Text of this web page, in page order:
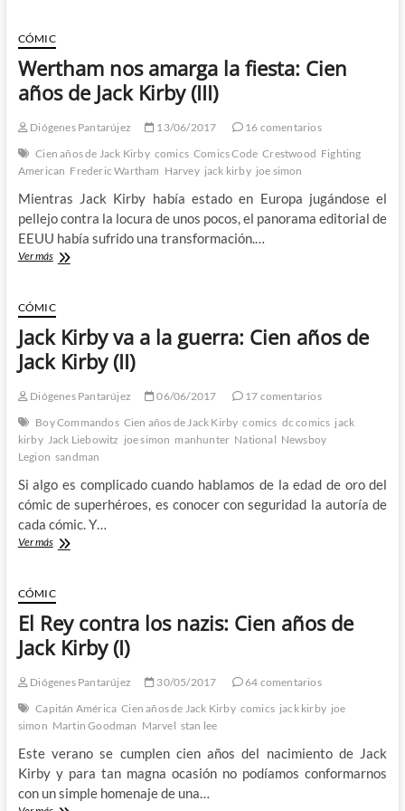
a
lo
desconocido:
años
Jack
Kirby
CÓMIC
Wertham nos amarga la fiesta: Cien
años de Jack Kirby (III)
Diógenes Pantarújez 13/06/2017
16 comentarios
Cien años de Jack Kirby comics Comics Code Crestwood Fighting
American Frederic Wartham Harvey jack kirby joe simon
Mientras Jack Kirby había estado en Europa jugándose el
pellejo contra la locura de unos pocos, el panorama editorial de
EEUU había sufrido una transformación.…
Ver másWertham
la
fiesta:
Cien
años
de
Kirby
(III)
CÓMIC
Jack Kirby va a la guerra: Cien años de
Jack Kirby (II)
Diógenes Pantarújez 06/06/2017
17 comentarios
Boy Commandos Cien años de Jack Kirby comics dc comics jack
kirby Jack Liebowitz joe simon manhunter National Newsboy
Legion sandman
Si algo es complicado cuando hablamos de la edad de oro del
cómic de superhéroes, es conocer con seguridad la autoría de
cada cómic. Y…
Ver másJack
a
la
guerra:
Cien
años
Jack
Kirby
(II)
CÓMIC
El Rey contra los nazis: Cien años de
Jack Kirby (I)
Diógenes Pantarújez 30/05/2017
64 comentarios
Capitán América Cien años de Jack Kirby comics jack kirby joe
simon Martin Goodman Marvel stan lee
Este verano se cumplen cien años del nacimiento de Jack
Kirby y para tan magna ocasión no podíamos conformarnos
con un simple homenaje de una…